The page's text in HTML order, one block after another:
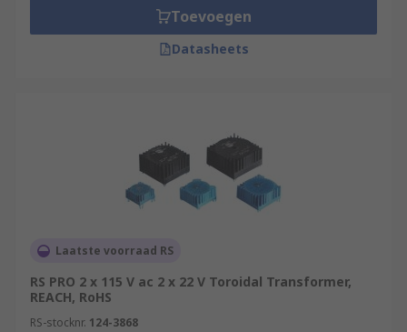
Toevoegen
Datasheets
Laatste voorraad RS
RS PRO 2 x 115 V ac 2 x 22 V Toroidal Transformer,
REACH, RoHS
RS-stocknr. 124-3868